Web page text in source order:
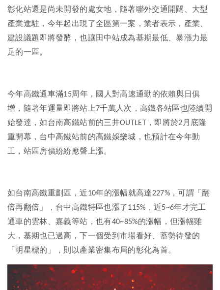
彰化站還是尚未開發的處女地，隨著聯外交通開闢、大型
產業進駐，今年起出現了全區第一案，業者表示，產業、
建設議題即將發酵，也讓田中站成為基期最低、暴漲力最
足的一區。
今年高鐵通車滿15周年，國人對高速通勤的依賴與日俱
增，隨著年運量即將站上 7千萬人次，高鐵各站區也陸續開
始發達，如台南高鐵站前的三井OUTLET ，即將於2 月底隆
重開幕，台中高鐵站前的高鐵娛樂城，也預計在今年動
工，站區房價紛紛應聲上漲。
如台南高鐵重劃區，近10年的漲幅就高達227% ，可謂「翻
倍再翻倍」，台中高鐵特區也漲了115% ，近5~6年才完工
通車的雲林、嘉義等站，也有40~85%的漲幅，但漲幅雖
大，基期也已過高，下一個受到市場看好、蓄勢待發的
「明星標的」，則以產業密集布局的彰化為首。